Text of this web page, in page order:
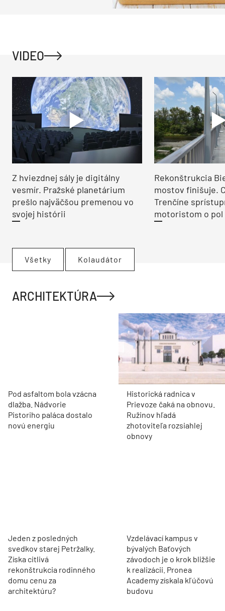
VIDEO
Z hviezdnej sály je digitálny
vesmír. Pražské planetárium
prešlo najväčšou premenou vo
svojej histórii
Rekonštrukcia
mostov finišuje.
Trenčíne
motoristom o pol
Všetky Kolaudátor
ARCHITEKTÚRA
Pod asfaltom bola vzácna
dlažba. Nádvorie
Pistoriho paláca dostalo
novú energiu
Historická radnica v
Prievoze čaká na obnovu.
Ružinov hľadá
zhotoviteľa rozsiahlej
obnovy
Jeden z posledných
svedkov starej Petržalky.
Získa citlivá
rekonštrukcia rodinného
domu cenu za
architektúru?
Vzdelávací kampus v
bývalých Baťových
závodoch je o krok bližšie
k realizácii. Pronea
Academy získala kľúčovú
budovu